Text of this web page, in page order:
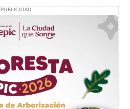
PUBLICIDAD